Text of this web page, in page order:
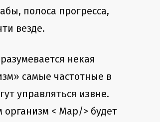
полоса прогресса,
везде.
некая
самые частотные в
управляться извне.
< Map/> будет